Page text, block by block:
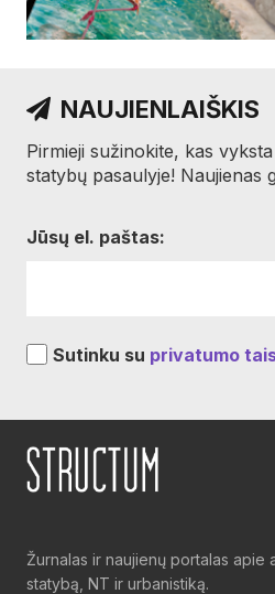
NAUJIENLAIŠKIS
Pirmieji sužinokite, kas
statybų pasaulyje! Naujienas
Jūsų el. paštas:
Sutinku su privatumo
Žurnalas ir naujienų portalas apie
statybą, NT ir urbanistiką.